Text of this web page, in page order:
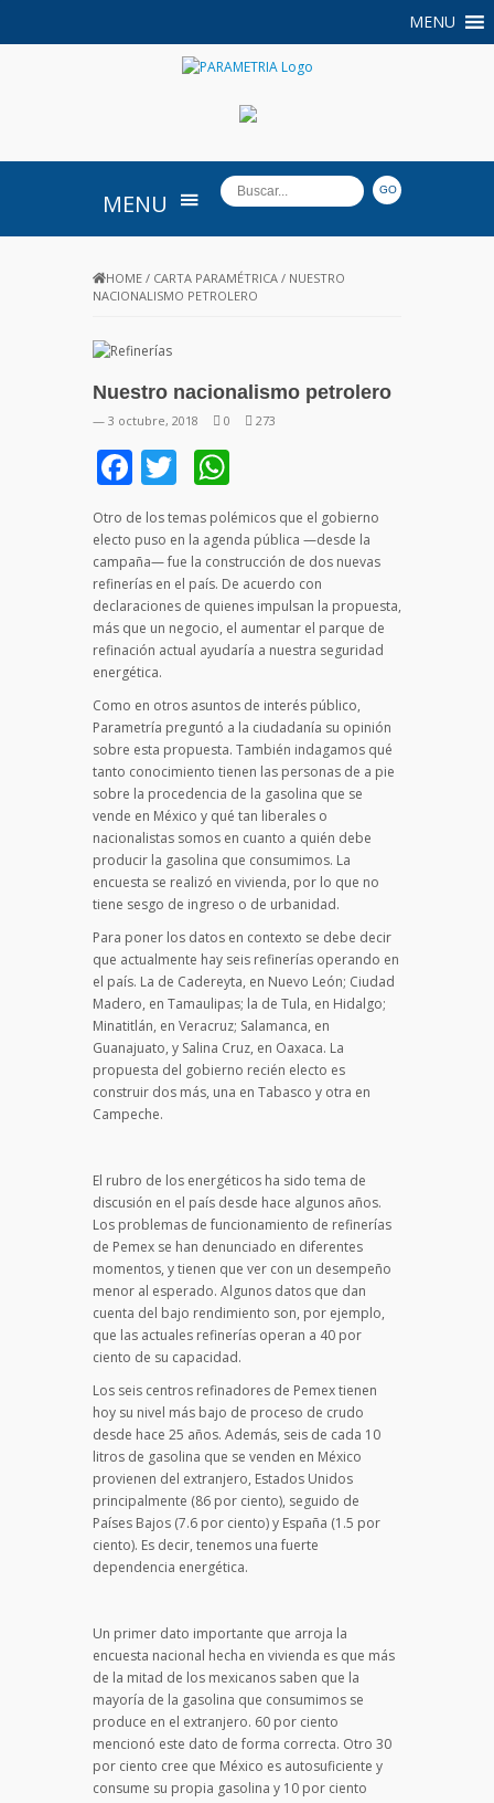
MENU
PARAMETRIA
MENU
HOME / CARTA PARAMÉTRICA / NUESTRO
NACIONALISMO PETROLERO
Nuestro nacionalismo petrolero
— 3 octubre, 2018 0 273
Facebook
Twitter
Otro de los temas polémicos que el gobierno
electo puso en la agenda pública —desde la
campaña— fue la construcción de dos nuevas
refinerías en el país. De acuerdo con
declaraciones de quienes impulsan la propuesta,
más que un negocio, el aumentar el parque de
refinación actual ayudaría a nuestra seguridad
energética.
Como en otros asuntos de interés público,
Parametría preguntó a la ciudadanía su opinión
sobre esta propuesta. También indagamos qué
tanto conocimiento tienen las personas de a pie
sobre la procedencia de la gasolina que se
vende en México y qué tan liberales o
nacionalistas somos en cuanto a quién debe
producir la gasolina que consumimos. La
encuesta se realizó en vivienda, por lo que no
tiene sesgo de ingreso o de urbanidad.
Para poner los datos en contexto se debe decir
que actualmente hay seis refinerías operando en
el país. La de Cadereyta, en Nuevo León; Ciudad
Madero, en Tamaulipas; la de Tula, en Hidalgo;
Minatitlán, en Veracruz; Salamanca, en
Guanajuato, y Salina Cruz, en Oaxaca. La
propuesta del gobierno recién electo es
construir dos más, una en Tabasco y otra en
Campeche.
El rubro de los energéticos ha sido tema de
discusión en el país desde hace algunos años.
Los problemas de funcionamiento de refinerías
de Pemex se han denunciado en diferentes
momentos, y tienen que ver con un desempeño
menor al esperado. Algunos datos que dan
cuenta del bajo rendimiento son, por ejemplo,
que las actuales refinerías operan a 40 por
ciento de su capacidad.
Los seis centros refinadores de Pemex tienen
hoy su nivel más bajo de proceso de crudo
desde hace 25 años. Además, seis de cada 10
litros de gasolina que se venden en México
provienen del extranjero, Estados Unidos
principalmente (86 por ciento), seguido de
Países Bajos (7.6 por ciento) y España (1.5 por
ciento). Es decir, tenemos una fuerte
dependencia energética.
Un primer dato importante que arroja la
encuesta nacional hecha en vivienda es que más
de la mitad de los mexicanos saben que la
mayoría de la gasolina que consumimos se
produce en el extranjero. 60 por ciento
mencionó este dato de forma correcta. Otro 30
por ciento cree que México es autosuficiente y
consume su propia gasolina y 10 por ciento